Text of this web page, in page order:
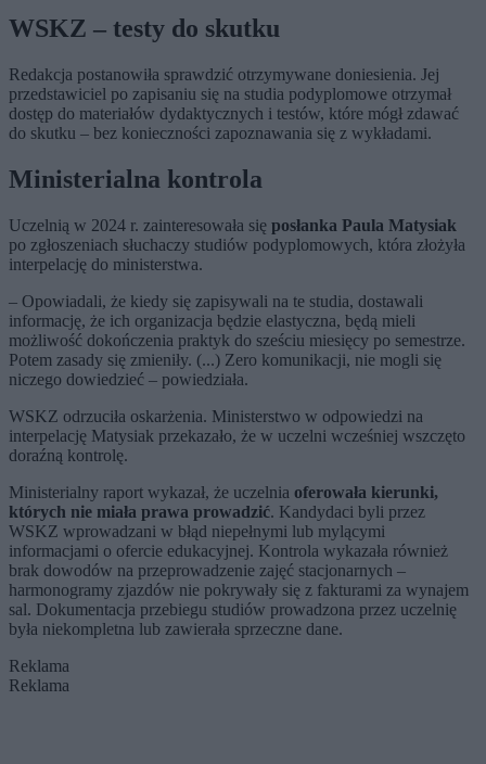
WSKZ – testy do skutku
Redakcja postanowiła sprawdzić otrzymywane doniesienia. Jej
przedstawiciel po zapisaniu się na studia podyplomowe otrzymał
dostęp do materiałów dydaktycznych i testów, które mógł zdawać
do skutku – bez konieczności zapoznawania się z wykładami.
Ministerialna kontrola
Uczelnią w 2024 r. zainteresowała się posłanka Paula Matysiak
po zgłoszeniach słuchaczy studiów podyplomowych, która złożyła
interpelację do ministerstwa.
– Opowiadali, że kiedy się zapisywali na te studia, dostawali
informację, że ich organizacja będzie elastyczna, będą mieli
możliwość dokończenia praktyk do sześciu miesięcy po semestrze.
Potem zasady się zmieniły. (...) Zero komunikacji, nie mogli się
niczego dowiedzieć – powiedziała.
WSKZ odrzuciła oskarżenia. Ministerstwo w odpowiedzi na
interpelację Matysiak przekazało, że w uczelni wcześniej wszczęto
doraźną kontrolę.
Ministerialny raport wykazał, że uczelnia oferowała kierunki,
których nie miała prawa prowadzić. Kandydaci byli przez
WSKZ wprowadzani w błąd niepełnymi lub mylącymi
informacjami o ofercie edukacyjnej. Kontrola wykazała również
brak dowodów na przeprowadzenie zajęć stacjonarnych –
harmonogramy zjazdów nie pokrywały się z fakturami za wynajem
sal. Dokumentacja przebiegu studiów prowadzona przez uczelnię
była niekompletna lub zawierała sprzeczne dane.
Reklama
Reklama